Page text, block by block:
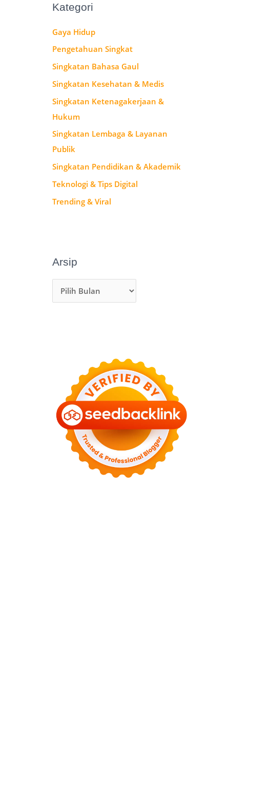
Kategori
Gaya Hidup
Pengetahuan Singkat
Singkatan Bahasa Gaul
Singkatan Kesehatan & Medis
Singkatan Ketenagakerjaan &
Hukum
Singkatan Lembaga & Layanan
Publik
Singkatan Pendidikan & Akademik
Teknologi & Tips Digital
Trending & Viral
Arsip